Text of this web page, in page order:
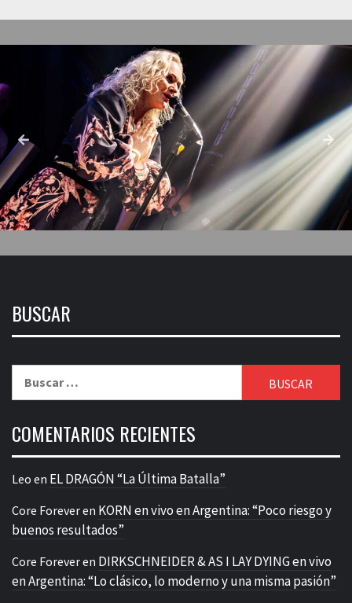
BUSCAR
COMENTARIOS RECIENTES
Leo en EL DRAGÓN “La Última Batalla”
Core Foreveren KORN en vivo en Argentina: “Poco riesgo y
buenos resultados”
Core Foreveren DIRKSCHNEIDER & AS I LAY DYING en vivo
en Argentina: “Lo clásico, lo moderno y una misma pasión”